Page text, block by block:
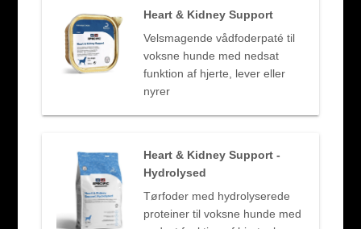
Heart & Kidney Support
Velsmagende vådfoderpaté til
voksne hunde med nedsat
funktion af hjerte, lever eller
nyrer
Heart & Kidney Support -
Hydrolysed
Tørfoder med hydrolyserede
proteiner til voksne hunde med